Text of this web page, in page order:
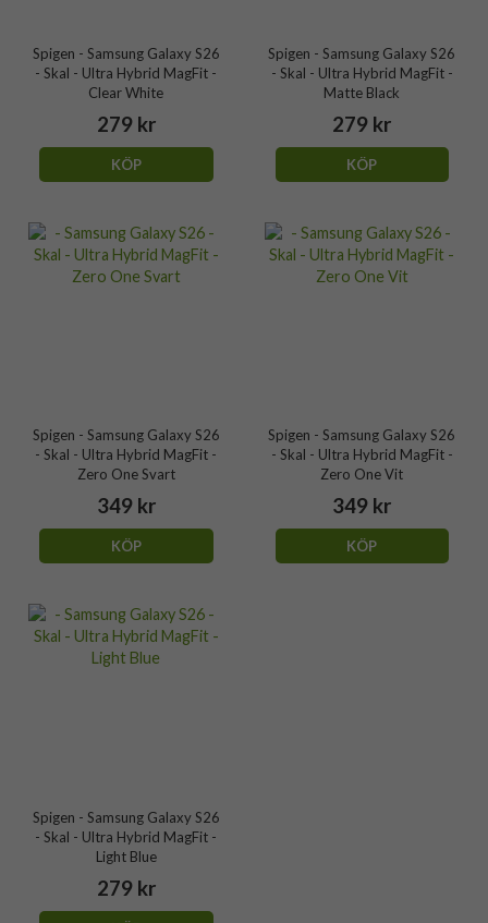
Spigen - Samsung Galaxy S26
- Skal - Ultra Hybrid MagFit -
Clear White
279 kr
KÖP
Spigen - Samsung Galaxy S26
- Skal - Ultra Hybrid MagFit -
Matte Black
279 kr
KÖP
Spigen - Samsung Galaxy S26
- Skal - Ultra Hybrid MagFit -
Zero One Svart
349 kr
KÖP
Spigen - Samsung Galaxy S26
- Skal - Ultra Hybrid MagFit -
Zero One Vit
349 kr
KÖP
Spigen - Samsung Galaxy S26
- Skal - Ultra Hybrid MagFit -
Light Blue
279 kr